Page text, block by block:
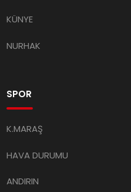
KÜNYE
NURHAK
SPOR
K.MARAŞ
HAVA DURUMU
ANDIRIN